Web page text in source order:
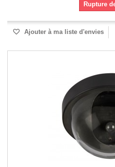
Rupture
Ajouter à ma liste d'envies